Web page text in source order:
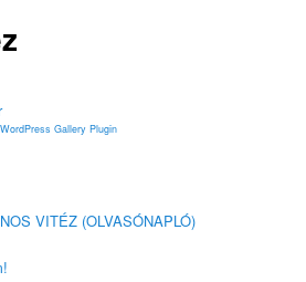
WordPress Gallery Plugin
VITÉZ (OLVASÓNAPLÓ)